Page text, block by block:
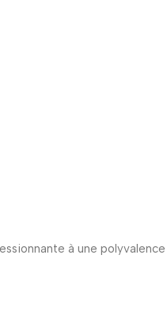
à une polyvalence